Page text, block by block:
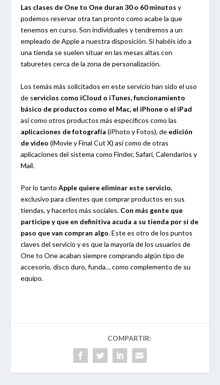
Las clases de One to One duran 30 o 60 minutos y
podemos reservar otra tan pronto como acabe la que
tenemos en curso. Son individuales y tendremos a un
empleado de Apple a nuestra disposición. Si habéis ido a
una tienda se suelen situar en las mesas altas con
taburetes cerca de la zona de personalización.
Los temás más solicitados en este servicio han sido el uso
de servicios como iCloud o iTunes, funcionamiento
básico de productos como el Mac, el iPhone o el iPad
así como otros productos más específicos como las
aplicaciones de fotografía (iPhoto y Fotos), de edición
de video (iMovie y Final Cut X) así como de otras
aplicaciones del sistema como Finder, Safari, Calendarios y
Mail.
Por lo tantoApple quiere eliminar este servicio,
exclusivo para clientes que comprar productos en sus
tiendas, y hacerlos más sociales. Con más gente que
participe y que en definitiva acuda a su tienda por si de
paso que van compran algo. Este es otro de los puntos
claves del servicio y es que la mayoría de los usuarios de
One to One acaban siempre comprando algún tipo de
accesorio, disco duro, funda… como complemento de su
equipo.